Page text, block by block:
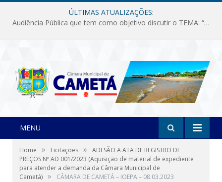
ÚLTIMAS ATUALIZAÇÕES:
Audiência Pública que tem como objetivo discutir o TEMA: “Fornecimento de Energia Elétrica em Debate: Tarifas, Qualidade e Atendimento dos Serviços”
MENU
Home » Licitações »
ADESÃO A ATA DE REGISTRO DE
PREÇOS Nº AD 001/2023 (Aquisição de material de expediente
para atender a demanda da Câmara Municipal de
Cametá) » CÂMARA DE CAMETÁ – IOEPA – 08.03.2023